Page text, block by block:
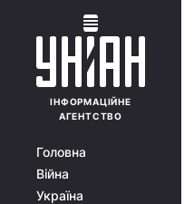
ІНФОРМАЦІЙНЕ
АГЕНТСТВО
Головна
Війна
Україна